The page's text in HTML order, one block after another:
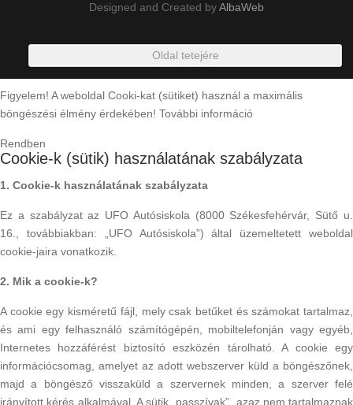
Designed and Created byAlbaWeb
Oldal tetejére
Figyelem! A weboldal Cooki-kat (sütiket) használ a maximális
böngészési élmény érdekében! További információ
Rendben
Cookie-k (sütik) használatának szabályzata
1. Cookie-k használatának szabályzata
Ez a szabályzat az UFO Autósiskola (8000 Székesfehérvár, Sütő u.
16., továbbiakban: „UFO Autósiskola”) által üzemeltetett weboldal
cookie-jaira vonatkozik.
2. Mik a cookie-k?
A cookie egy kisméretű fájl, mely csak betűket és számokat tartalmaz,
és ami egy felhasználó számítógépén, mobiltelefonján vagy egyéb,
Internetes hozzáférést biztosító eszközén tárolható. A cookie egy
információcsomag, amelyet az adott webszerver küld a böngészőnek,
majd a böngésző visszaküld a szervernek minden, a szerver felé
irányított kérés alkalmával. A sütik „passzívak”, azaz nem tartalmaznak